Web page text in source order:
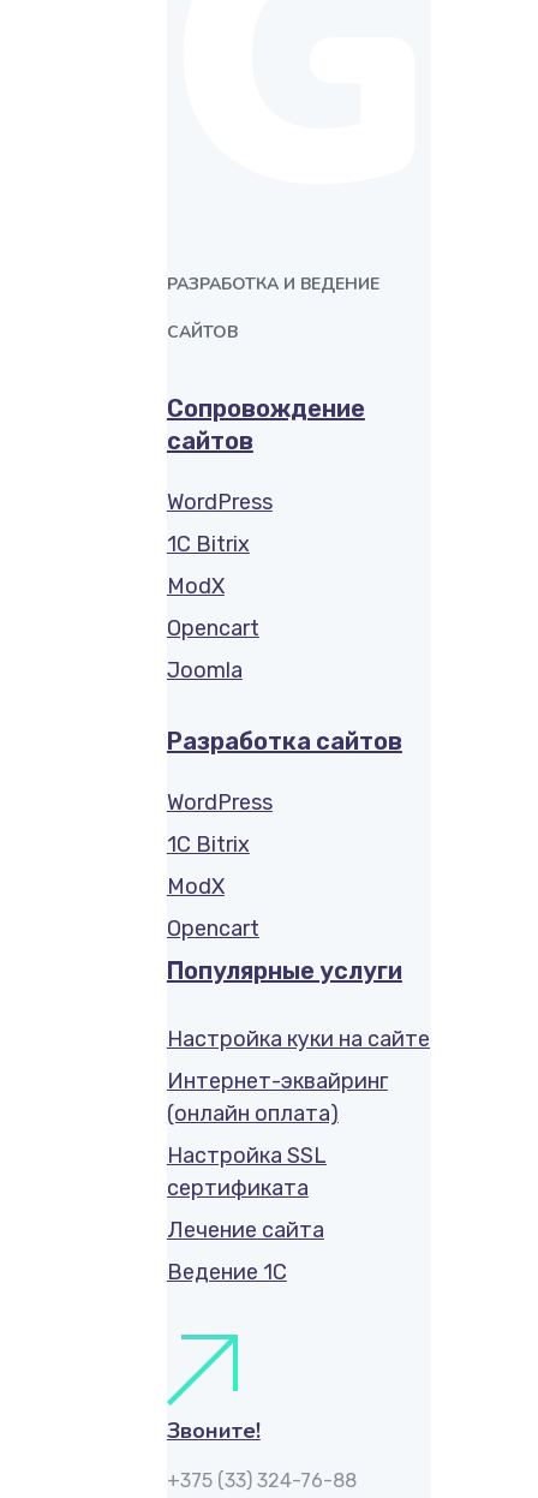
РАЗРАБОТКА И ВЕДЕНИЕ
САЙТОВ
Сопровождение
сайтов
WordPress
1C Bitrix
ModX
Opencart
Joomla
Разработка сайтов
WordPress
1C Bitrix
ModX
Opencart
Популярные услуги
Настройка куки на сайте
Интернет-эквайринг
(онлайн оплата)
Настройка SSL
сертификата
Лечение сайта
Ведение 1С
Звоните!
+375 (33) 324-76-88